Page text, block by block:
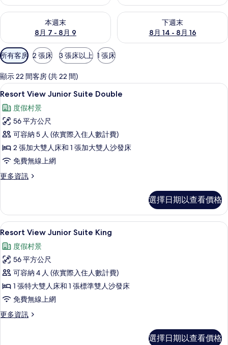
本週末
8月 7 - 8月 9
查看本週末 (8月 7 - 8月 9) 的供應情況
下週末
8月 14 - 8月 16
查看下週末 (8月 14 - 8月 16)
可
用
的
客
房
篩
選
條
所有客房 2 張床 3 張床以上 1 張床
顯示 22 間客房 (共 22 間)
顯
示
Resort
View
Junior
Suite
Double
的
相
片
高級寢具、羽絨被、舒適加層、免費迷
5
Resort View Junior Suite Double
度假村景
56 平方公尺
可容納 5 人 (依實際入住人數計費)
2 張加大雙人床和 1 張加大雙人沙發床
免費無線上網
更多資訊
更
Junior
Suite
Double
詳
情
選擇日期以查看價格
顯
示
Resort
View
Junior
Suite
King
的
高級寢具、羽絨被、舒適加層、免費迷
5
Resort View Junior Suite King
度假村景
56 平方公尺
可容納 4 人 (依實際入住人數計費)
1 張特大雙人床和 1 張標準雙人沙發床
免費無線上網
更多資訊
更
選擇日期以查看價格